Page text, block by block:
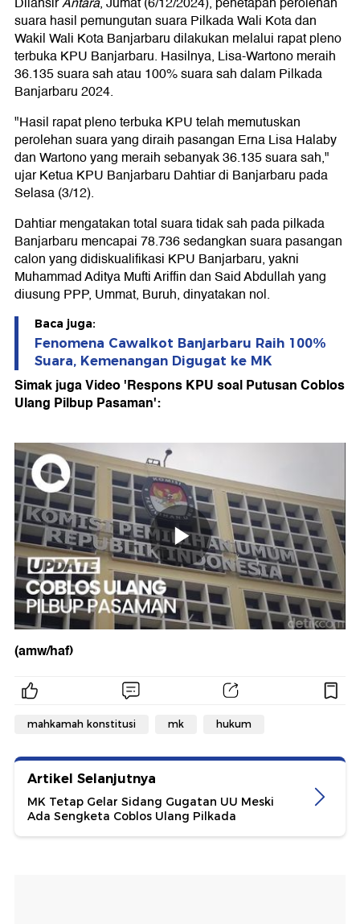
suara hasil pemungutan suara Pilkada Wali Kota dan
Wakil Wali Kota Banjarbaru dilakukan melalui rapat pleno
terbuka KPU Banjarbaru. Hasilnya, Lisa-Wartono meraih
36.135 suara sah atau 100% suara sah dalam Pilkada
Banjarbaru 2024.
"Hasil rapat pleno terbuka KPU telah memutuskan
perolehan suara yang diraih pasangan Erna Lisa Halaby
dan Wartono yang meraih sebanyak 36.135 suara sah,"
ujar Ketua KPU Banjarbaru Dahtiar di Banjarbaru pada
Selasa (3/12).
Dahtiar mengatakan total suara tidak sah pada pilkada
Banjarbaru mencapai 78.736 sedangkan suara pasangan
calon yang didiskualifikasi KPU Banjarbaru, yakni
Muhammad Aditya Mufti Ariffin dan Said Abdullah yang
diusung PPP, Ummat, Buruh, dinyatakan nol.
Baca juga:
Fenomena Cawalkot Banjarbaru Raih 100%
Suara, Kemenangan Digugat ke MK
Simak juga Video 'Respons KPU soal Putusan Coblos
Ulang Pilbup Pasaman':
(amw/haf)
mahkamah konstitusi mk hukum
Artikel Selanjutnya
MK Tetap Gelar Sidang Gugatan UU Meski
Ada Sengketa Coblos Ulang Pilkada